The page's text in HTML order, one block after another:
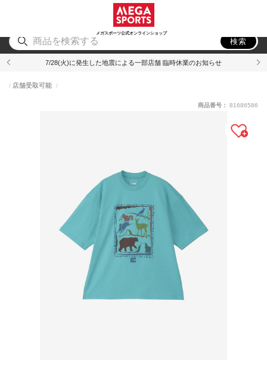
メガスポーツ公式オンラインショップ
アウトドア
検索
7/28(火)に発生した地震による一部店舗 臨時休業のお知らせ
店舗受取可能
商品番号： 81686586